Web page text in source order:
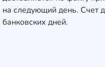
на следующий день. Счет
банковских дней.